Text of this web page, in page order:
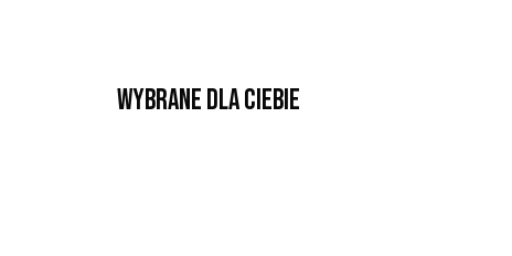
Wybrane dla Ciebie